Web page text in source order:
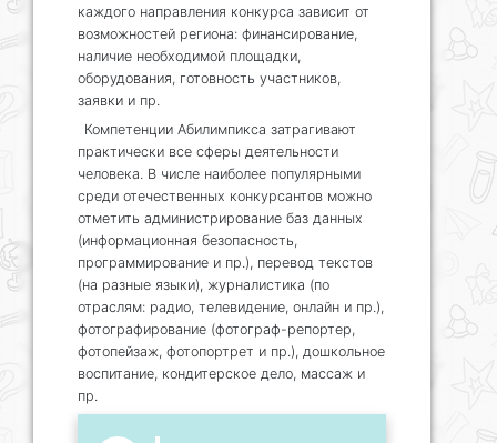
каждого направления конкурса зависит от
возможностей региона: финансирование,
наличие необходимой площадки,
оборудования, готовность участников,
заявки и пр.
Компетенции Абилимпикса затрагивают
практически все сферы деятельности
человека. В числе наиболее популярными
среди отечественных конкурсантов можно
отметить администрирование баз данных
(информационная безопасность,
программирование и пр.), перевод текстов
(на разные языки), журналистика (по
отраслям: радио, телевидение, онлайн и пр.),
фотографирование (фотограф-репортер,
фотопейзаж, фотопортрет и пр.), дошкольное
воспитание, кондитерское дело, массаж и
пр.